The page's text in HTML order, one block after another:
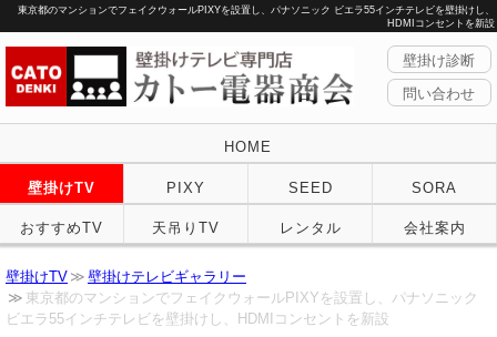
東京都のマンションでフェイクウォールPIXYを設置し、パナソニック ビエラ55インチテレビを壁掛けし、
HDMIコンセントを新設
壁掛け診断
問い合わせ
HOME
壁掛けTV PIXY SEED SORA
おすすめTV 天吊りTV レンタル 会社案内
壁掛けTV
壁掛けテレビギャラリー
東京都のマンションでフェイクウォールPIXYを設置し、パナソニック
ビエラ55インチテレビを壁掛けし、HDMIコンセントを新設